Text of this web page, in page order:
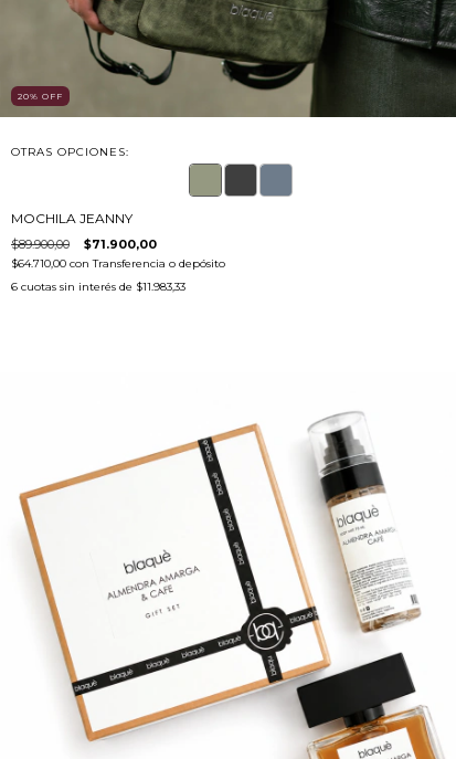
20% OFF
OTRAS OPCIONES:
MOCHILA JEANNY
$89.900,00 $71.900,00
$64.710,00 con Transferencia o depósito
6 cuotas sin interés de $11.983,33